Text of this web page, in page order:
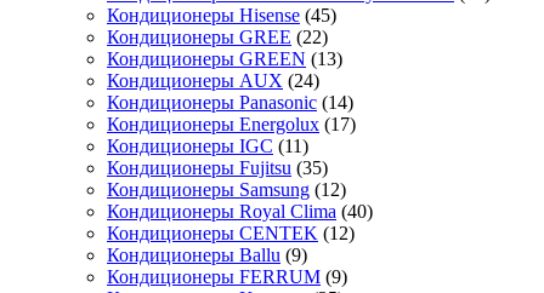
Кондиционеры Hisense (45)
Кондиционеры GREE (22)
Кондиционеры GREEN (13)
Кондиционеры AUX (24)
Кондиционеры Panasonic (14)
Кондиционеры Energolux (17)
Кондиционеры IGC (11)
Кондиционеры Fujitsu (35)
Кондиционеры Samsung (12)
Кондиционеры Royal Clima (40)
Кондиционеры CENTEK (12)
Кондиционеры Ballu (9)
Кондиционеры FERRUM (9)